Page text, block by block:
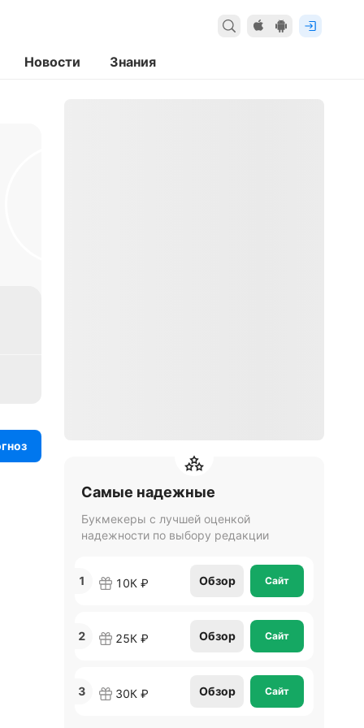
Новости Знания
Самые надежные
Букмекеры с лучшей оценкой
надежности по выбору редакции
1 10К ₽ Обзор Сайт
2 25К ₽ Обзор Сайт
3 30К ₽ Обзор Сайт